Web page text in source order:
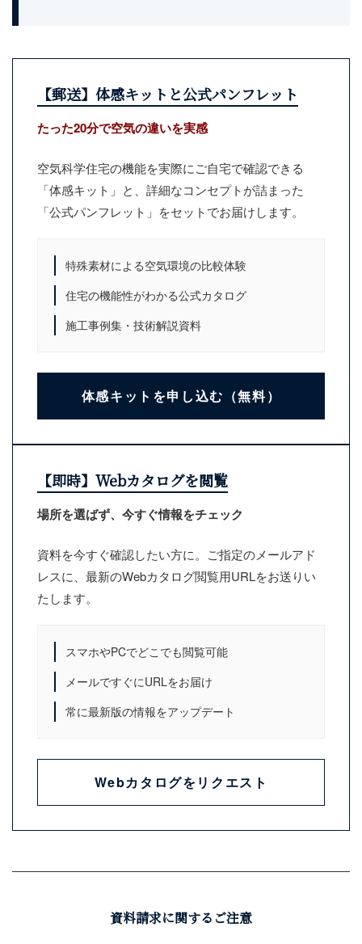
【郵送】体感キットと公式パンフレット
たった20分で空気の違いを実感
空気科学住宅の機能を実際にご自宅で確認できる
「体感キット」と、詳細なコンセプトが詰まった
「公式パンフレット」をセットでお届けします。
特殊素材による空気環境の比較体験
住宅の機能性がわかる公式カタログ
施工事例集・技術解説資料
体感キットを申し込む（無料）
【即時】Webカタログを閲覧
場所を選ばず、今すぐ情報をチェック
資料を今すぐ確認したい方に。ご指定のメールアド
レスに、最新のWebカタログ閲覧用URLをお送りい
たします。
スマホやPCでどこでも閲覧可能
メールですぐにURLをお届け
常に最新版の情報をアップデート
Webカタログをリクエスト
資料請求に関するご注意